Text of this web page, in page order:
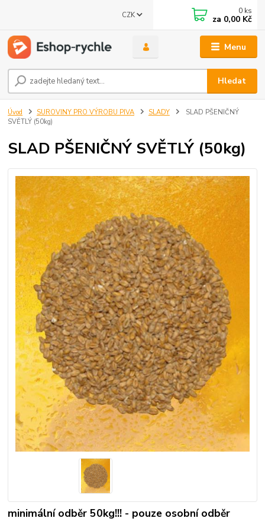
Menu
CZK
Hledat
0 ks
za 0,00 Kč
Úvod SUROVINY PRO VÝROBU PIVA SLADY
SLAD PŠENIČNÝ
SVĚTLÝ (50kg)
SLAD PŠENIČNÝ SVĚTLÝ (50kg)
minimální odběr 50kg!!! - pouze osobní odběr